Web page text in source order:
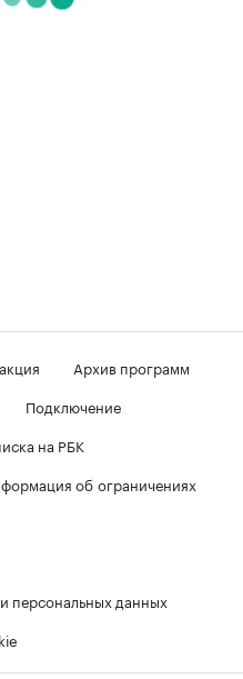
Архив программ
Подключение
на РБК
об ограничениях
персональных данных